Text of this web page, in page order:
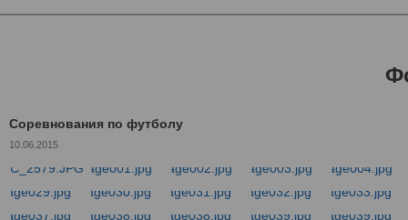
Соревнования по футболу
10.06.2015